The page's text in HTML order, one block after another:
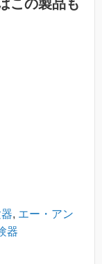
aこの製品も
, エー・アン
器